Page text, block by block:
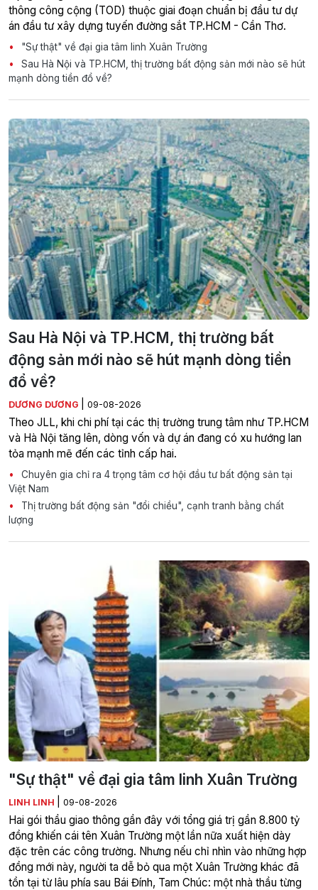
thông công cộng (TOD) thuộc giai đoạn chuẩn bị đầu tư dự
án đầu tư xây dựng tuyến đường sắt TP.HCM - Cần Thơ.
"Sự thật" về đại gia tâm linh Xuân Trường
Sau Hà Nội và TP.HCM, thị trường bất động sản mới nào sẽ hút
mạnh dòng tiền đổ về?
Sau Hà Nội và TP.HCM, thị trường bất
động sản mới nào sẽ hút mạnh dòng tiền
đổ về?
DƯƠNG DƯƠNG 09-08-2026
Theo JLL, khi chi phí tại các thị trường trung tâm như TP.HCM
và Hà Nội tăng lên, dòng vốn và dự án đang có xu hướng lan
tỏa mạnh mẽ đến các tỉnh cấp hai.
Chuyên gia chỉ ra 4 trọng tâm cơ hội đầu tư bất động sản tại
Việt Nam
Thị trường bất động sản "đổi chiều", cạnh tranh bằng chất
lượng
"Sự thật" về đại gia tâm linh Xuân Trường
LINH LINH 09-08-2026
Hai gói thầu giao thông gần đây với tổng giá trị gần 8.800 tỷ
đồng khiến cái tên Xuân Trường một lần nữa xuất hiện dày
đặc trên các công trường. Nhưng nếu chỉ nhìn vào những hợp
đồng mới này, người ta dễ bỏ qua một Xuân Trường khác đã
tồn tại từ lâu phía sau Bái Đính, Tam Chúc: một nhà thầu từng